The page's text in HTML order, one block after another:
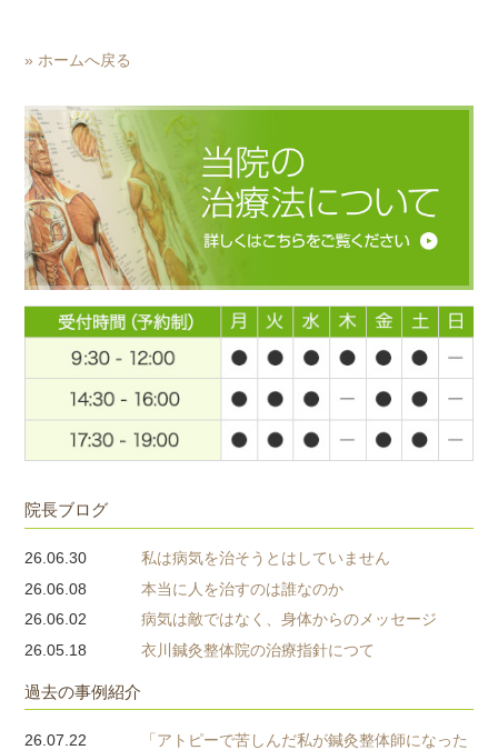
» ホームへ戻る
院長ブログ
26.06.30
私は病気を治そうとはしていません
26.06.08
本当に人を治すのは誰なのか
26.06.02
病気は敵ではなく、身体からのメッセージ
26.05.18
衣川鍼灸整体院の治療指針につて
過去の事例紹介
26.07.22
「アトピーで苦しんだ私が鍼灸整体師になった